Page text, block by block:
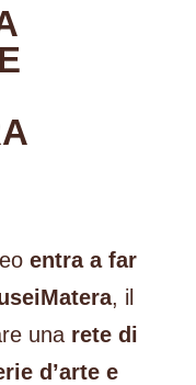
entra a far
, il
una rete di
d’arte e